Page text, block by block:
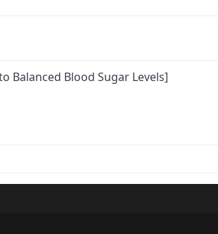
Balanced Blood Sugar Levels]